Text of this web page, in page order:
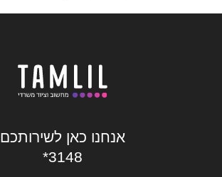
אנחנו כאן לשירותכם
*3148